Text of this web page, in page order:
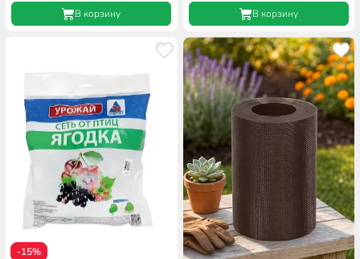
В корзину В корзину
-15%